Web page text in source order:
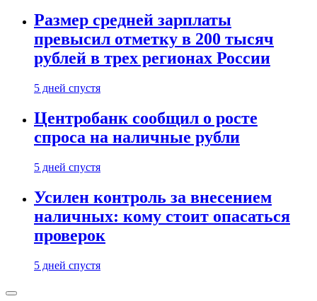
Размер средней зарплаты
превысил отметку в 200 тысяч
рублей в трех регионах России
5 дней спустя
Центробанк сообщил о росте
спроса на наличные рубли
5 дней спустя
Усилен контроль за внесением
наличных: кому стоит опасаться
проверок
5 дней спустя